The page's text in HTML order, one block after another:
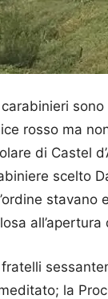
carabinieri
rosso ma
di Castel
scelto
stavano
la